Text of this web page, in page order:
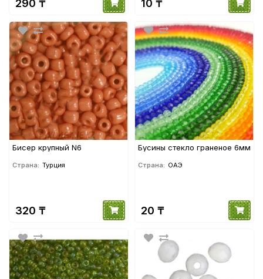
290 ₸ 10 ₸
Бисер крупный N6
Страна: Турция
320 ₸
Бусины стекло граненое 6мм
Страна: ОАЭ
20 ₸